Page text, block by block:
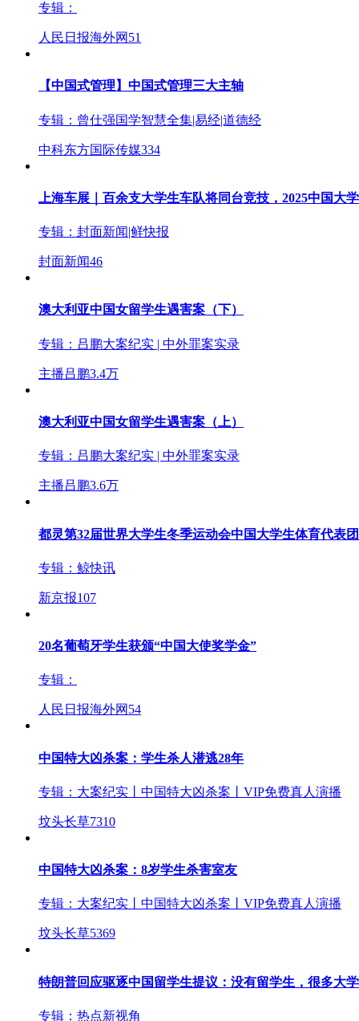
专辑：
人民日报海外网 51
【中国式管理】中国式管理三大主轴
专辑： 曾仕强国学智慧全集|易经|道德经
中科东方国际传媒334
上海车展｜百余支大学生车队将同台竞技，2025中国大
专辑： 封面新闻|鲜快报
封面新闻46
澳大利亚中国女留学生遇害案（下）
专辑： 吕鹏大案纪实 | 中外罪案实录
主播吕鹏3.4万
澳大利亚中国女留学生遇害案（上）
专辑： 吕鹏大案纪实 | 中外罪案实录
主播吕鹏3.6万
都灵第32届世界大学生冬季运动会中国大学生体育代表
专辑： 鲸快讯
新京报107
20名葡萄牙学生获颁“中国大使奖学金”
专辑：
人民日报海外网 54
中国特大凶杀案：学生杀人潜逃28年
专辑： 大案纪实丨中国特大凶杀案丨VIP免费真人演播
坟头长草7310
中国特大凶杀案：8岁学生杀害室友
专辑： 大案纪实丨中国特大凶杀案丨VIP免费真人演播
坟头长草5369
特朗普回应驱逐中国留学生提议：没有留学生，很多大
专辑： 热点新视角